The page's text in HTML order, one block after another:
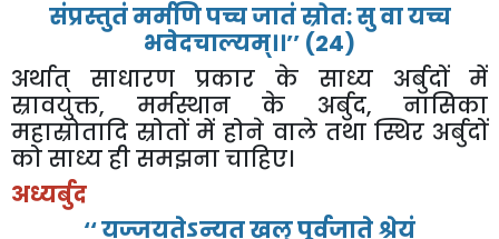
संप्रस्तुतंमर्मणिपच्चजातंस्रोत:सुवायच्च
भवेदचाल्यम्।।’’ (24)
अर्थात्
साधारण प्रकार के साध्य अर्बुदों
में
स्रावयुक्त, मर्मस्थान के अर्बुद, नासिका
महास्रोतादि स्रोतों में होने वाले तथा स्थिर अर्बुदों
कोसाध्यहीसमझनाचाहिए।
अध्यर्बुद
‘‘यज्जयतेऽन्यत्खलुपूर्वजातेश्रेयं